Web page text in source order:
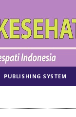
PUBLISHING SYSTEM